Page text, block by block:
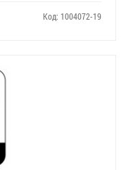
Код: 1004072-19